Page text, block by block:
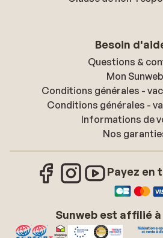
Besoin
Questions &
Mon Sunweb
Conditions générales -
Conditions générales -
Informations de
Nos
Payez en
Sunweb est affilié à